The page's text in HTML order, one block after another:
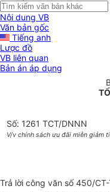
Nội dung VB
Văn bản gốc
Tiếng anh
Lược đồ
VB liên quan
Bản án áp dụng
Số: 1261 TCT/DNNN
V/v chính sách ưu đãi miễn giảm
Trả lời công văn số 450/